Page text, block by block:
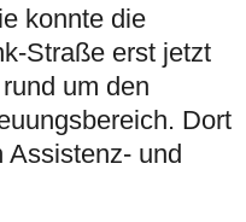
konnte die
Straße erst jetzt
um den
Dort
und